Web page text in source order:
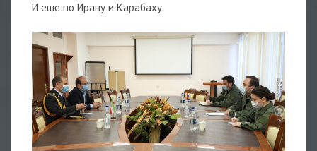
И еще по Ирану и Карабаху.